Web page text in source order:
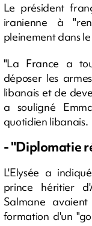
Le président
iranienne à
pleinement dans
"La France a
déposer les
libanais et de
a souligné
quotidien libanais.
- "Diplomatie
L'Elysée a
prince héritier
Salmane
formation d'un